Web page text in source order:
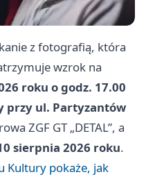
z fotografią, która
wzrok na
roku o godz. 17.00
przy ul. Partyzantów
ZGF GT „DETAL”, a
sierpnia 2026 roku.
Kultury pokaże, jak